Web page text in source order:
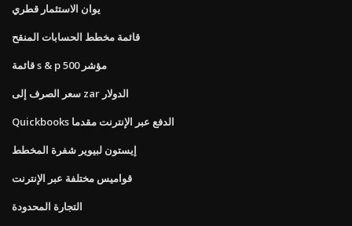
يوان الاستثمار قطري
قائمة مخطط الحسابات المنقح
قائمة s & p 500 مؤشر
سعر الصرف إلى zar الدولار
Quickbooks الدفع عبر الإنترنت مقدما
إيستون لبيوير شفرة المخطط
قواميس مختلفة عبر الإنترنت
التجارة المحدودة